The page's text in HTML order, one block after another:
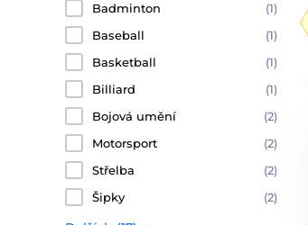
Badminton
(1)
Baseball
(1)
Basketball
(1)
Billiard
(1)
Bojová umění
(2)
Motorsport
(2)
Střelba
(2)
Šipky
(2)